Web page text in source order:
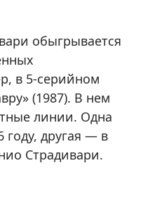
обыгрывается
в 5-серийном
(1987). В нем
линии. Одна
году, другая — в
Страдивари.